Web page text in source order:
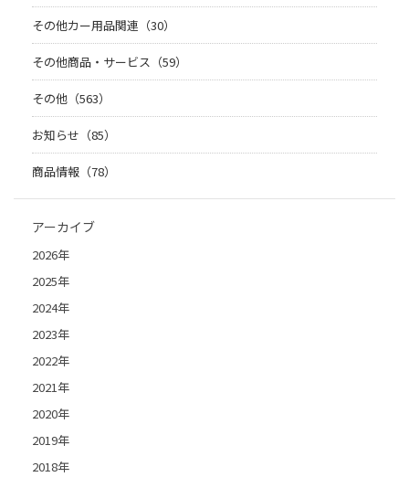
その他カー用品関連（30）
その他商品・サービス（59）
その他（563）
お知らせ（85）
商品情報（78）
アーカイブ
2026年
2025年
2024年
2023年
2022年
2021年
2020年
2019年
2018年